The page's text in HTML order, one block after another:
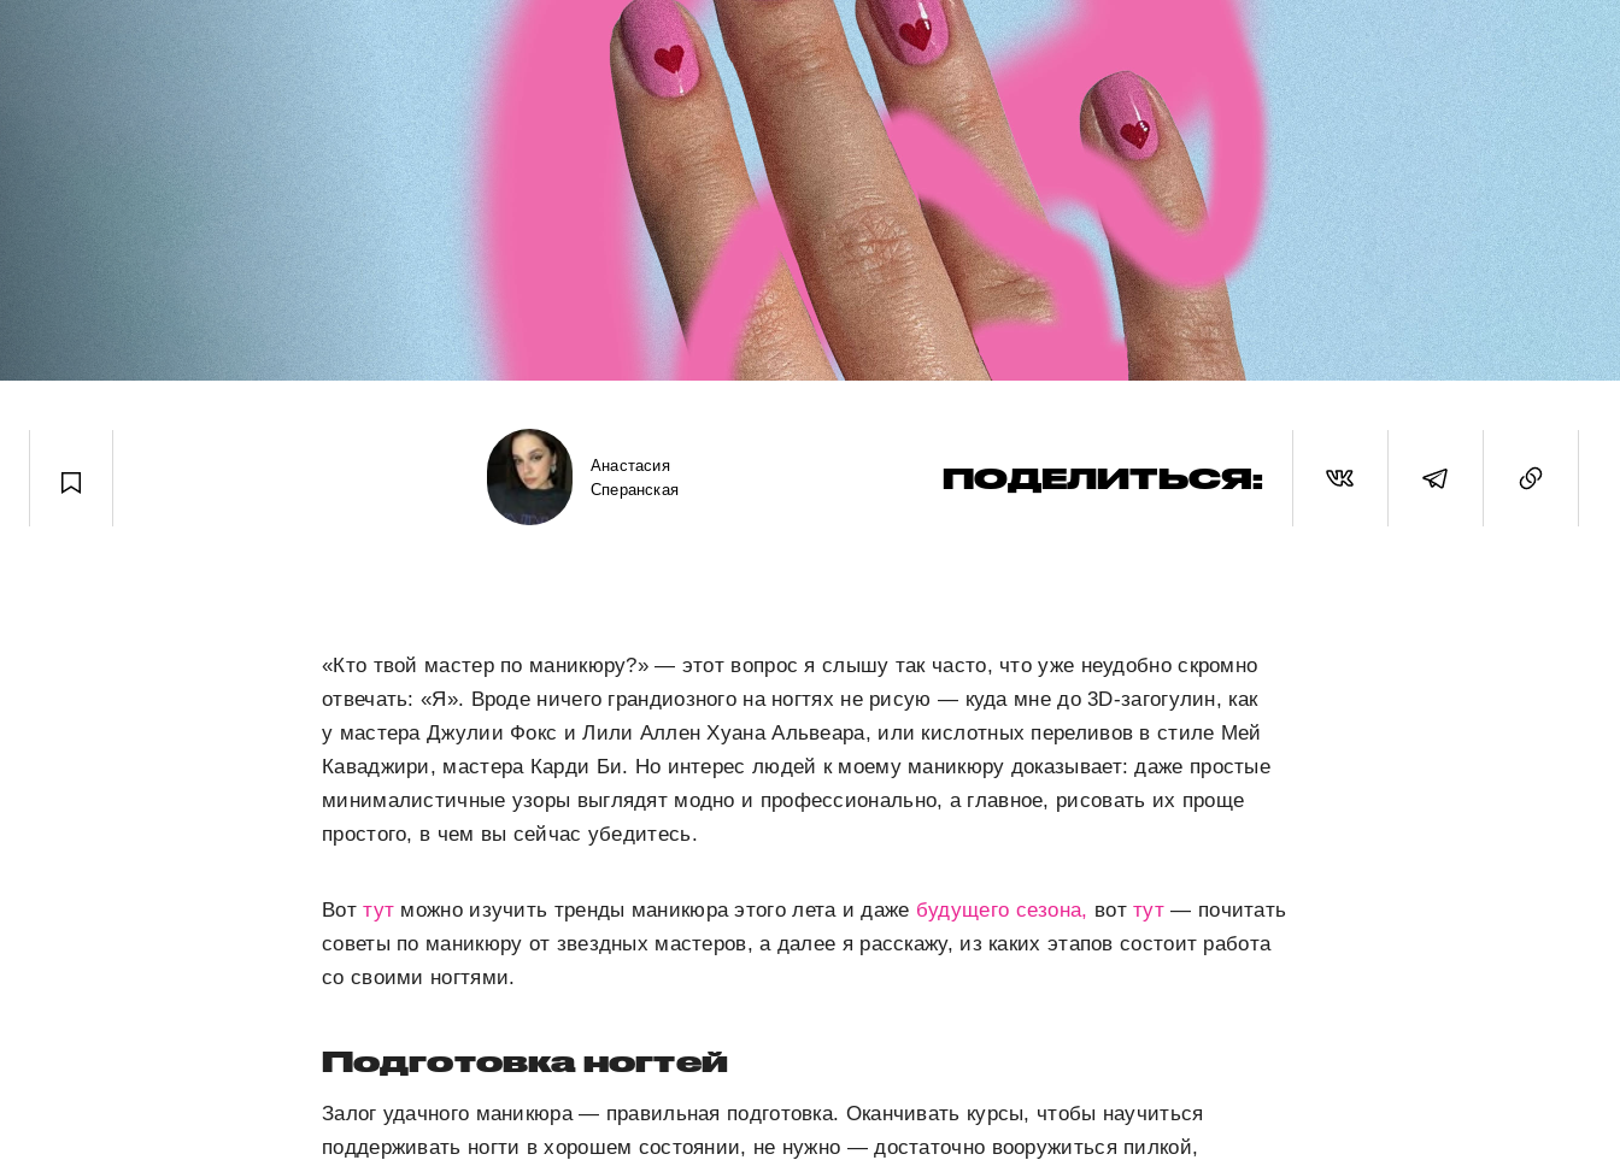
Анастасия
Сперанская
ПОДЕЛИТЬСЯ:
«Кто твой мастер по маникюру?» — этот вопрос я слышу так часто, что уже неудобно скромно
отвечать: «Я». Вроде ничего грандиозного на ногтях не рисую — куда мне до 3D-загогулин, как
у мастера Джулии Фокс и Лили Аллен Хуана Альвеара, или кислотных переливов в стиле Мей
Каваджири, мастера Карди Би. Но интерес людей к моему маникюру доказывает: даже простые
минималистичные узоры выглядят модно и профессионально, а главное, рисовать их проще
простого, в чем вы сейчас убедитесь.
Воттут можно изучить тренды маникюра этого лета и даже будущего сезона, воттут — почитать
советы по маникюру от звездных мастеров, а далее я расскажу, из каких этапов состоит работа
со своими ногтями.
Подготовка ногтей
Залог удачного маникюра — правильная подготовка. Оканчивать курсы, чтобы научиться
поддерживать ногти в хорошем состоянии, не нужно — достаточно вооружиться пилкой,